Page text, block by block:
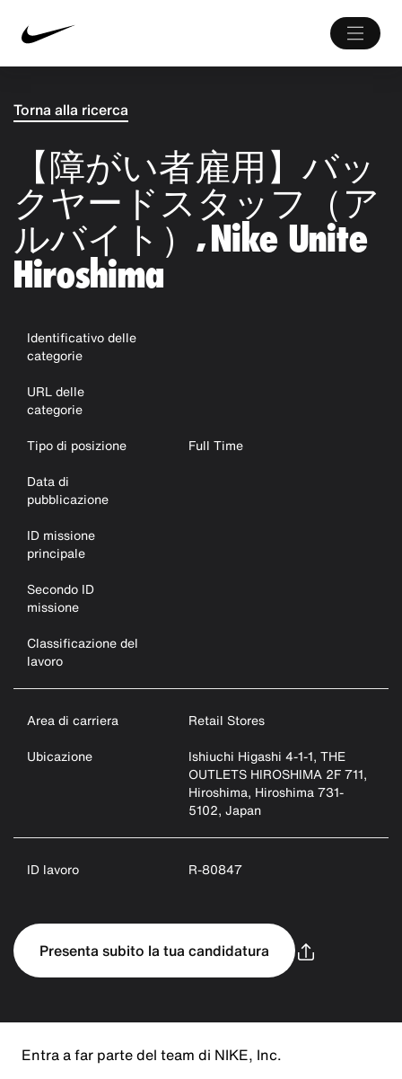
Torna alla ricerca
【障がい者雇用】バッ
クヤードスタッフ（ア
ルバイト）, Nike Unite
Hiroshima
Identificativo delle
categorie
URL delle
categorie
Tipo di posizione
Full Time
Data di
pubblicazione
ID missione
principale
Secondo ID
missione
Classificazione del
lavoro
Area di carriera
Retail Stores
Ubicazione
Ishiuchi Higashi 4-1-1, THE
OUTLETS HIROSHIMA 2F 711,
Hiroshima, Hiroshima 731-
5102, Japan
ID lavoro R-80847
Presenta subito la tua candidatura
Entra a far parte del team di NIKE, Inc.